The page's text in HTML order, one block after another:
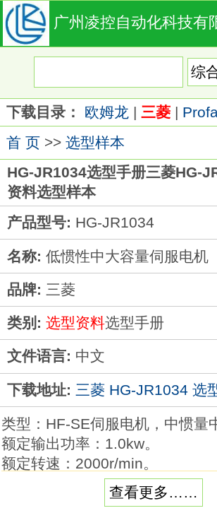
广州凌控自动化科技有
下载目录： 欧姆龙 | 三菱|
首 页>> 选型样本
HG-JR1034选型手册三菱HG-
资料选型样本
产品型号: HG-JR1034
名称: 低惯性中大容量伺服电机
品牌: 三菱
类别: 选型资料选型手册
文件语言: 中文
下载地址: 三菱 HG-JR1034 选
类型：HF-SE伺服电机，中惯量
额定输出功率：1.0kw。
额定转速：2000r/min。
电磁制动：无。
查看更多……